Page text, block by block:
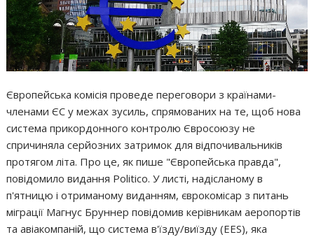
Європейська комісія проведе переговори з країнами-
членами ЄС у межах зусиль, спрямованих на те, щоб нова
система прикордонного контролю Євросоюзу не
спричиняла серйозних затримок для відпочивальників
протягом літа. Про це, як пише "Європейська правда",
повідомило видання Politico. У листі, надісланому в
п'ятницю і отриманому виданням, єврокомісар з питань
міграції Магнус Бруннер повідомив керівникам аеропортів
та авіакомпаній, що система в'їзду/виїзду (EES), яка